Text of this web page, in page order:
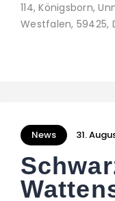
114, Königsborn,
Westfalen, 59425,
News 31.